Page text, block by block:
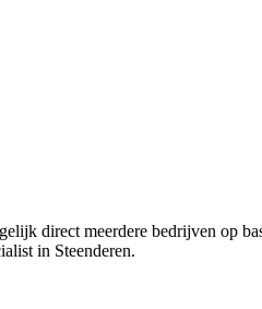
direct meerdere bedrijven op
in Steenderen.